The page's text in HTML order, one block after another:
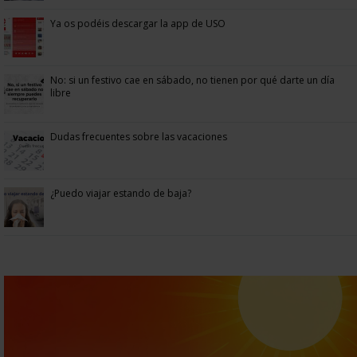
Ya os podéis descargar la app de USO
No: si un festivo cae en sábado, no tienen por qué darte un día
libre
Dudas frecuentes sobre las vacaciones
¿Puedo viajar estando de baja?